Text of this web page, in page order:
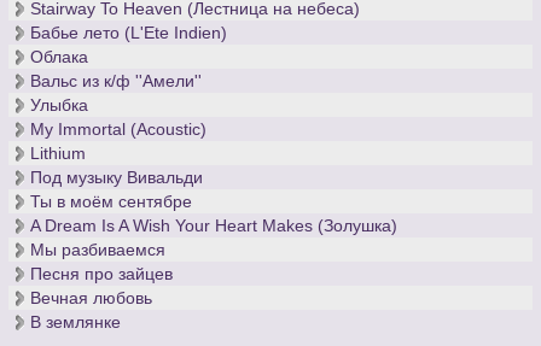
Stairway To Heaven (Лестница на небеса)
Бабье лето (L'Ete Indien)
Облака
Вальс из к/ф ''Амели''
Улыбка
My Immortal (Acoustic)
Lithium
Под музыку Вивальди
Ты в моём сентябре
A Dream Is A Wish Your Heart Makes (Золушка)
Мы разбиваемся
Песня про зайцев
Вечная любовь
В землянке